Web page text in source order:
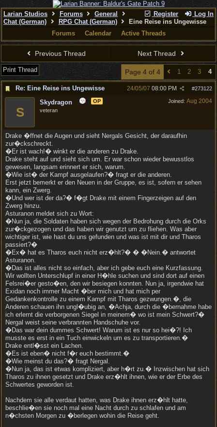
Register Log In
Larian Studios Forums
General
Chat (German)
RPG Chat (German)
Eine Reise ins Ungewisse
Forums
Calendar Active Threads
Previous Thread Next Thread
Print Thread Page 4 of 4 1 2 3 4
Re: Eine Reise ins Ungewisse #273122
24/05/07 08:00 PM
Joined: Aug 2004
S
Skydragon
OP
veteran
Drake �ffnet die Augen und sieht Nergals Gesicht, der daraufhin
zur�ckschreckt.
�Er ist wach!� winkt er die anderen zu Drake.
Drake steht auf und sieht sich um. Er war schon wieder bewusstlos
gewesen, langsam erinnert er sich, warum.
�Wie ist� der Kampf ausgelaufen?� fragt er die anderen.
Erst jetzt bemerkt er den Neuen in der Gruppe, es ist, sofern er sehen
kann, ein Zwerg.
�Und wer ist der da?� f�gt Drake mit einem Fingerzeigen auf den
Zwerg hinzu.
Asturanon meldet sich zu Wort:
�Nun ja, die Soldaten haben sich wegen der Bedrohung durch die Orks
zur�ckgezogen und das haben wir genutzt um zu fliehen. Was aber
wichtiger ist, wie hast du uns gefunden und was ist mit dir und Tharos
passiert?�
�Ex� hat es Tharos euch nicht erz�hlt?� � �Nein.� antwortet
Asturanon.
�Das ist alles nicht so einfach, aber ich gebe euch eine Kurzfassung.
Wir wollten Unterschlupf in einer H�hle suchen und sind dort auf einen
Felsrei�er gesto�en, den wir besiegen konnten. Nun ja, irgendwie hat
Exidan noch immer Macht �ber mich und hat mich per
Gedankenkontrolle zu einem Kampf mit Tharos gezwungen.�, die
Anderen schauen ihn ungl�ubig an, �Achja, durch die �bernahme habe
ich erlernt die verborgenen Siegel in meinem� wo ist mein Schwert?�
Nergal weist seine verbrannten Handschuhe vor.
�Das war dein dummes Schwert! Warum ist es nur so hei�?! Ich
musste es erst in ein Tuch einwickeln um es zu transportieren.�
Drake entl�sst ein Lachen.
�Es ist eben� nicht f�r euch bestimmt.�
�Wie meinst du das?� fragt Nergal.
�Nun ja, das ist etwas kompliziert, aber h�rt zu.� Inzwischen hat sich
Tharos zu ihnen gesetzt und Drake erz�hlt ihnen, wie er der Erbe des
Schwertes geworden ist.
Nachdem sie alle verdaut hatten, was Drake ihnen erz�hlt hatte,
beschlie�en sie noch mal eine Nacht durch zu schlafen und am
n�chsten Morgen zu �berlegen wohin die Reise geht.